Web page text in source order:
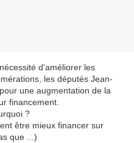
d'améliorer les
les députés Jean-
une augmentation de la
financement.
?
être mieux financer sur
que ...)